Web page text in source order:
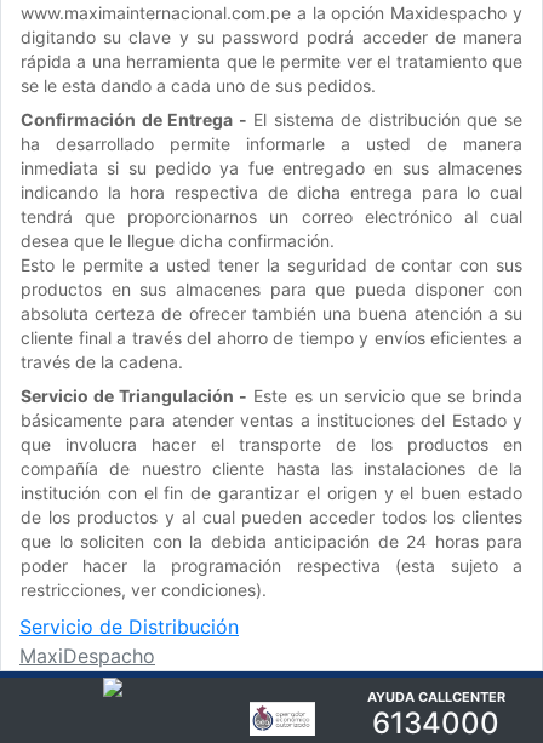
www.maximainternacional.com.pe a la opción Maxidespacho y
digitando su clave y su password podrá acceder de manera
rápida a una herramienta que le permite ver el tratamiento que
se le esta dando a cada uno de sus pedidos.
Confirmación de Entrega - El sistema de distribución que se
ha desarrollado permite informarle a usted de manera
inmediata si su pedido ya fue entregado en sus almacenes
indicando la hora respectiva de dicha entrega para lo cual
tendrá que proporcionarnos un correo electrónico al cual
desea que le llegue dicha confirmación.
Esto le permite a usted tener la seguridad de contar con sus
productos en sus almacenes para que pueda disponer con
absoluta certeza de ofrecer también una buena atención a su
cliente final a través del ahorro de tiempo y envíos eficientes a
través de la cadena.
Servicio de Triangulación - Este es un servicio que se brinda
básicamente para atender ventas a instituciones del Estado y
que involucra hacer el transporte de los productos en
compañía de nuestro cliente hasta las instalaciones de la
institución con el fin de garantizar el origen y el buen estado
de los productos y al cual pueden acceder todos los clientes
que lo soliciten con la debida anticipación de 24 horas para
poder hacer la programación respectiva (esta sujeto a
restricciones, ver condiciones).
Servicio de Distribución
MaxiDespacho
AYUDA CALLCENTER
6134000